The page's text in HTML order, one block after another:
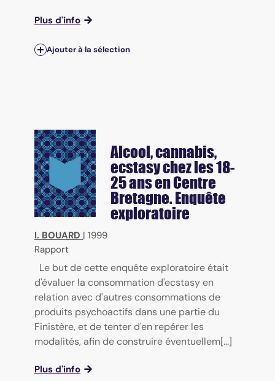
Plus d'info
Ajouter à la sélection
Alcool, cannabis,
ecstasy chez les 18-
25 ans en Centre
Bretagne. Enquête
exploratoire
I. BOUARD | 1999
Rapport
Le but de cette enquête exploratoire était
d'évaluer la consommation d'ecstasy en
relation avec d'autres consommations de
produits psychoactifs dans une partie du
Finistère, et de tenter d'en repérer les
modalités, afin de construire éventuellem[...]
Plus d'info